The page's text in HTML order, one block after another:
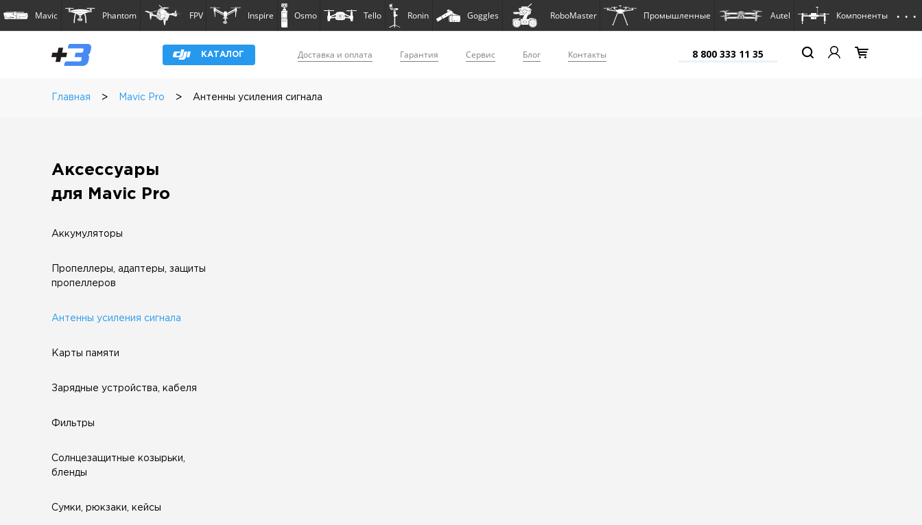
Mavic Phantom FPV Inspire Osmo Tello Ronin Goggles RoboMaster Промышленные Autel Компоненты . . .
КАТАЛОГ Доставка и оплата Гарантия Сервис Блог Контакты 8 800 333 11 35
Главная > Mavic Pro > Антенны усиления сигнала
Аксессуары
для Mavic Pro
Аккумуляторы
Пропеллеры, адаптеры, защиты
пропеллеров
Антенны усиления сигнала
Карты памяти
Зарядные устройства, кабеля
Фильтры
Солнцезащитные козырьки,
бленды
Сумки, рюкзаки, кейсы